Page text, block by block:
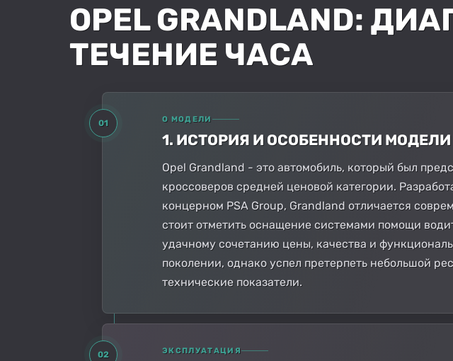
OPEL GRANDLAND:
ТЕЧЕНИЕ ЧАСА
01 О МОДЕЛИ
1. ИСТОРИЯ И ОСОБЕННОСТИ МОДЕЛИ
Opel Grandland - это автомобиль, который был
кроссоверов средней ценовой категории.
концерном PSA Group, Grandland отличается
стоит отметить оснащение системами помощи
удачному сочетанию цены, качества и
поколении, однако успел претерпеть небольшой
технические показатели.
02 ЭКСПЛУАТАЦИЯ